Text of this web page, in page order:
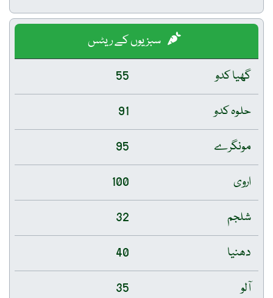
سبزیوں کے ریٹس
گھیا کدو
55
حلوہ کدو
91
مونگرے
95
اروی
100
شلجم
32
دھنیا
40
آلو
35